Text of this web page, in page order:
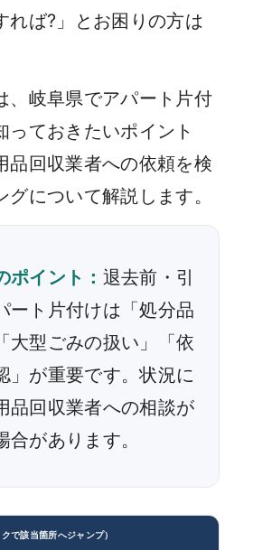
れば?」とお困りの方は
、岐阜県でアパート片付
っておきたいポイント
品回収業者への依頼を検
について解説します。
ポイント： 退去前・引
ート片付けは「処分品
大型ごみの扱い」「依
」が重要です。状況に
品回収業者への相談が
合があります。
で該当箇所へジャンプ）